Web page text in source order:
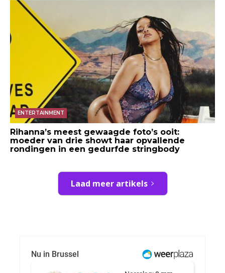
ENTERTAINMENT
Rihanna’s meest gewaagde foto’s ooit:
moeder van drie showt haar opvallende
rondingen in een gedurfde stringbody
Laad meer artikels